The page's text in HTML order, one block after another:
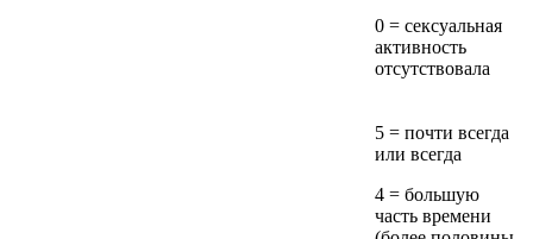
0 = сексуальная
активность
отсутствовала
5 = почти всегда
или всегда
4 = большую
часть времени